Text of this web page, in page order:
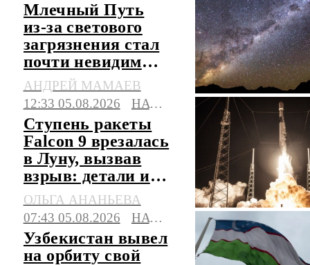
Млечный Путь
из-за светового
загрязнения стал
почти невидим
над городами
АНДРЕЙ МАМАЕВ
12:33 05.08.2026
НАУКА
Ступень ракеты
Falcon 9 врезалась
в Луну, вызвав
взрыв: детали и
мнение ученых
ОЛЬГА АНАНЬЕВА
07:43 05.08.2026
НАУКА
Узбекистан вывел
на орбиту свой